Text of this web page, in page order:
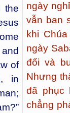
the
of
in
ngày
vẫn ban
khi
ngày
đối và
Nhưng
đã phục
chẳng